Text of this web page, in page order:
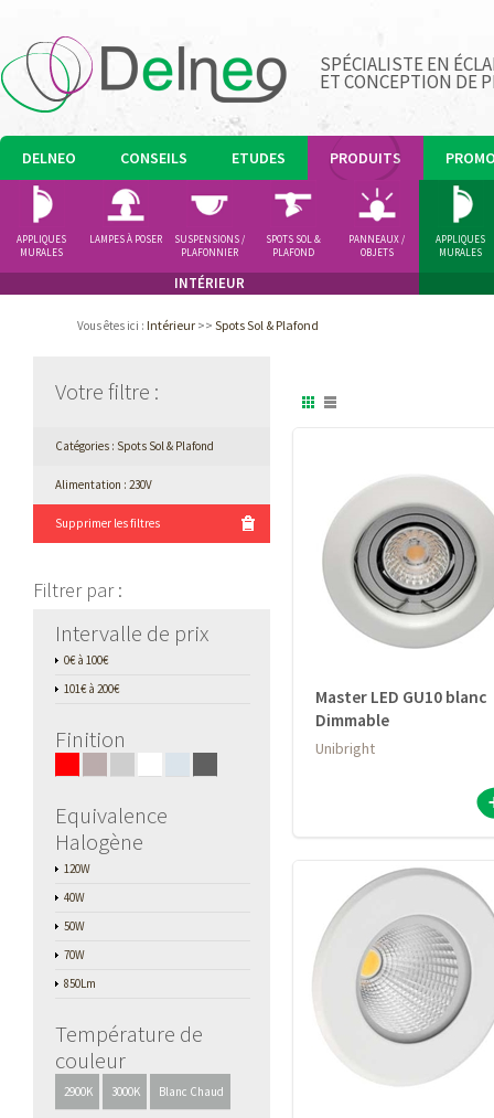
SPÉCIALISTE EN
ET CONCEPTION DE
DELNEO CONSEILS ETUDES PRODUITS
INTÉRIEUR
APPLIQUES
MURALES
LAMPES À POSER
SUSPENSIONS /
PLAFONNIER
SPOTS SOL &
PLAFOND
PANNEAUX /
OBJETS
APPLIQUES
MURALES
Vous êtes ici : Intérieur >> Spots Sol & Plafond
Votre filtre :
Catégories : Spots Sol & Plafond
Alimentation : 230V
Supprimer les filtres
Filtrer par:
Intervalle de prix
0€ à 100€
101€ à 200€
Finition
■ ■ ■ ■
Equivalence
Halogène
120W
40W
50W
70W
850Lm
Température de
couleur
2900K 3000K Blanc Chaud
Master LED GU10 blanc
Dimmable
Unibright